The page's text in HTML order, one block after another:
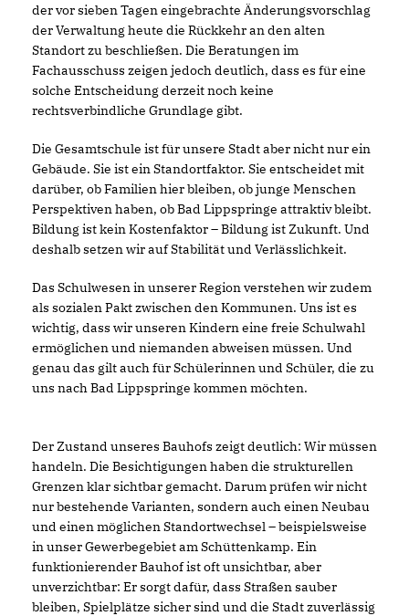
der vor sieben Tagen eingebrachte Änderungsvorschlag
der Verwaltung heute die Rückkehr an den alten
Standort zu beschließen. Die Beratungen im
Fachausschuss zeigen jedoch deutlich, dass es für eine
solche Entscheidung derzeit noch keine
rechtsverbindliche Grundlage gibt.
Die Gesamtschule ist für unsere Stadt aber nicht nur ein
Gebäude. Sie ist ein Standortfaktor. Sie entscheidet mit
darüber, ob Familien hier bleiben, ob junge Menschen
Perspektiven haben, ob Bad Lippspringe attraktiv bleibt.
Bildung ist kein Kostenfaktor – Bildung ist Zukunft. Und
deshalb setzen wir auf Stabilität und Verlässlichkeit.
Das Schulwesen in unserer Region verstehen wir zudem
als sozialen Pakt zwischen den Kommunen. Uns ist es
wichtig, dass wir unseren Kindern eine freie Schulwahl
ermöglichen und niemanden abweisen müssen. Und
genau das gilt auch für Schülerinnen und Schüler, die zu
uns nach Bad Lippspringe kommen möchten.
Der Zustand unseres Bauhofs zeigt deutlich: Wir müssen
handeln. Die Besichtigungen haben die strukturellen
Grenzen klar sichtbar gemacht. Darum prüfen wir nicht
nur bestehende Varianten, sondern auch einen Neubau
und einen möglichen Standortwechsel – beispielsweise
in unser Gewerbegebiet am Schüttenkamp. Ein
funktionierender Bauhof ist oft unsichtbar, aber
unverzichtbar: Er sorgt dafür, dass Straßen sauber
bleiben, Spielplätze sicher sind und die Stadt zuverlässig